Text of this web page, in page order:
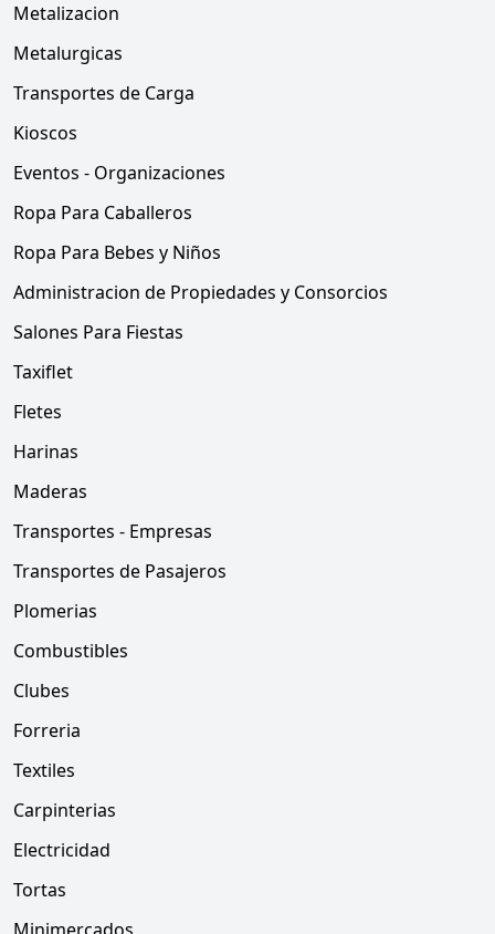
Metalizacion
Metalurgicas
Transportes de Carga
Kioscos
Eventos - Organizaciones
Ropa Para Caballeros
Ropa Para Bebes y Niños
Administracion de Propiedades y Consorcios
Salones Para Fiestas
Taxiflet
Fletes
Harinas
Maderas
Transportes - Empresas
Transportes de Pasajeros
Plomerias
Combustibles
Clubes
Forreria
Textiles
Carpinterias
Electricidad
Tortas